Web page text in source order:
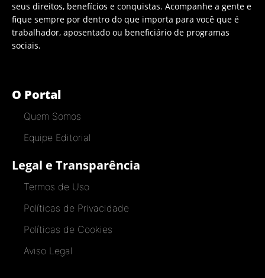
seus direitos, benefícios e conquistas. Acompanhe a gente e
fique sempre por dentro do que importa para você que é
trabalhador, aposentado ou beneficiário de programas
sociais.
O Portal
Quem Somos
Equipe Editorial
Legal e Transparência
Termos de Uso
Políticas de Privacidade
Políticas de Cookies
Aviso Legal